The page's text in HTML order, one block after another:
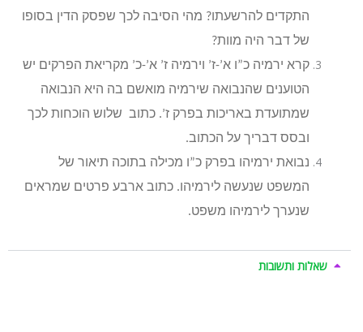
התקדים להרשעתו? מהי הסיבה לכך שפסק הדין בסופו
של דבר היה מוות?
קרא ירמיה כ”ו א’-ז’ וירמיה ז’ א’-כ’ מקריאת הפרקים יש
הטוענים שהנבואה שירמיה מואשם בה היא הנבואה
שמתועדת באריכות בפרק ז’. כתוב שלוש הוכחות לכך
ובסס דבריך על הכתוב.
נבואת ירמיהו בפרק כ”ו מכילה בתוכה תיאור של
המשפט שנעשה לירמיהו. כתוב ארבע פרטים שמראים
שנערך לירמיהו משפט.
שאלות ותשובות